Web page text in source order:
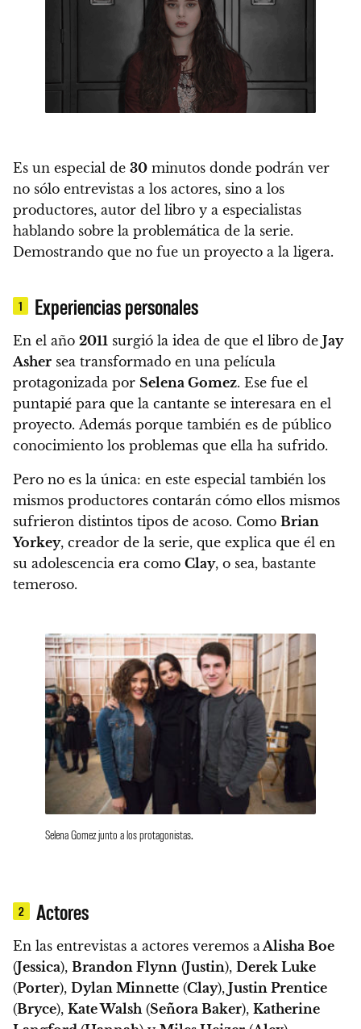
Es un especial de 30 minutos donde podrán ver
no sólo entrevistas a los actores, sino a los
productores, autor del libro y a especialistas
hablando sobre la problemática de la serie.
Demostrando que no fue un proyecto a la ligera.
1 Experiencias personales
En el año 2011 surgió la idea de que el libro de Jay
Asher sea transformado en una película
protagonizada por Selena Gomez. Ese fue el
puntapié para que la cantante se interesara en el
proyecto. Además porque también es de público
conocimiento los problemas que ella ha sufrido.
Pero no es la única: en este especial también los
mismos productores contarán cómo ellos mismos
sufrieron distintos tipos de acoso. Como Brian
Yorkey, creador de la serie, que explica que él en
su adolescencia era como Clay, o sea, bastante
temeroso.
Selena Gomez junto a los protagonistas.
2 Actores
En las entrevistas a actores veremos a Alisha Boe
(Jessica), Brandon Flynn (Justin), Derek Luke
(Porter), Dylan Minnette (Clay), Justin Prentice
(Bryce), Kate Walsh (Señora Baker), Katherine